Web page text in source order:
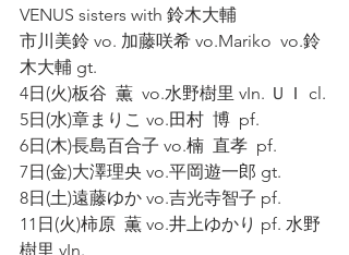
VENUS sisters with 鈴木大輔
市川美鈴 vo. 加藤咲希 vo.Mariko  vo.鈴
木大輔 gt.
4日(火)板谷  薫  vo.水野樹里 vIn. ＵＩ cl.
5日(水)章まりこ vo.田村  博  pf.
6日(木)長島百合子 vo.楠  直孝  pf.
7日(金)大澤理央 vo.平岡遊一郎 gt.
8日(土)遠藤ゆか vo.吉光寺智子 pf.
11日(火)柿原  薫 vo.井上ゆかり pf. 水野
樹里 vIn.